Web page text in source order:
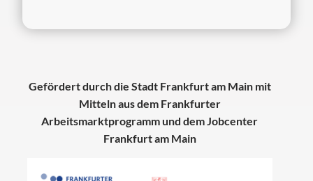
Gefördert durch die Stadt Frankfurt am Main mit
Mitteln aus dem Frankfurter
Arbeitsmarktprogramm und dem Jobcenter
Frankfurt am Main